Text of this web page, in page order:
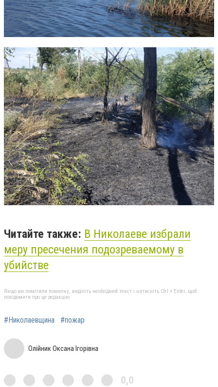
Читайте также: В Николаеве избрали
меру пресечения подозреваемому в
убийстве
Якщо ви помітили помилку, виділіть необхідний текст і натисніть Ctrl + Enter, щоб
повідомити про це редакцію
#Николаевщина #пожар
Олійник Оксана Ігорівна
0,0